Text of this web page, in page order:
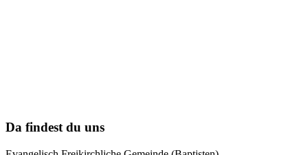
Da findest du uns